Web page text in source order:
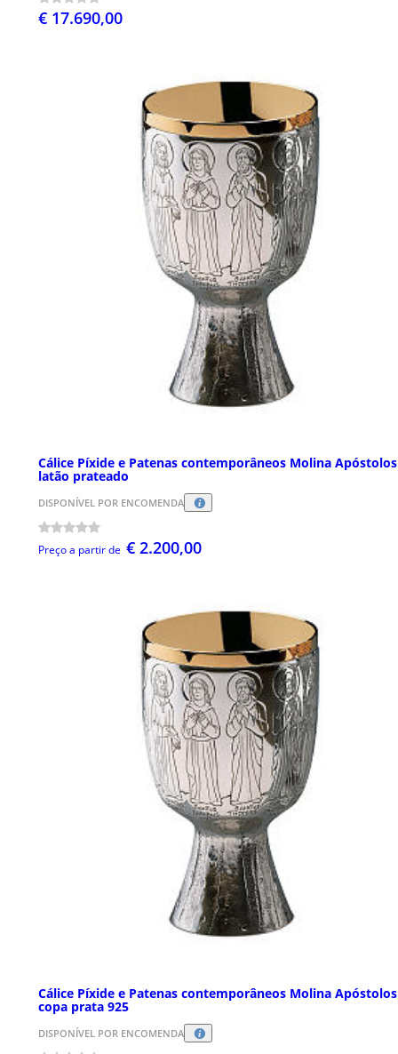
€ 17.690,00
Cálice Píxide e Patenas contemporâneos Molina Apóstolos
latão prateado
DISPONÍVEL POR ENCOMENDA
Preço a partir de € 2.200,00
Cálice Píxide e Patenas contemporâneos Molina Apóstolos
copa prata 925
DISPONÍVEL POR ENCOMENDA